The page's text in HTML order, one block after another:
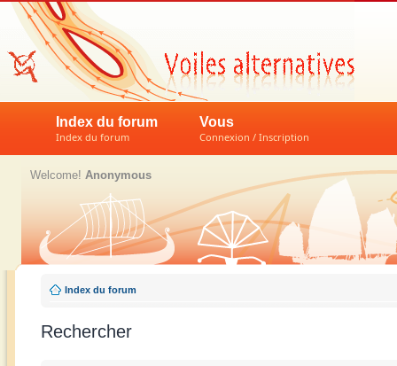
Index du forum
Index du forum
Vous
Connexion / Inscription
Welcome! Anonymous
Index du forum
Rechercher